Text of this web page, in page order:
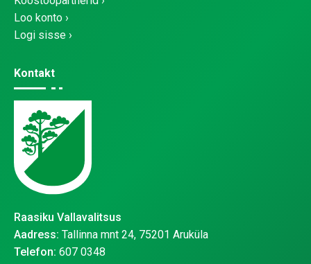
Loo konto
Logi sisse
Kontakt
Raasiku Vallavalitsus
Aadress: Tallinna mnt 24, 75201 Aruküla
Telefon: 607 0348